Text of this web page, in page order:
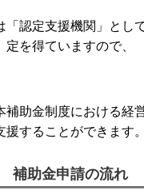
「認定支援機関」とし
定を得ていますので、
補助金制度における経
援することができます。
補助金申請の流れ